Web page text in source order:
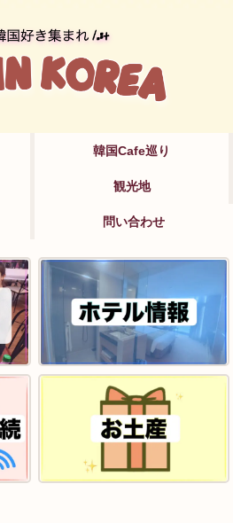
韓国Cafe巡り
観光地
問い合わせ